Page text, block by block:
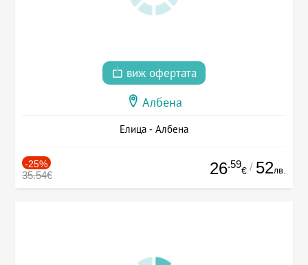
виж офертата
Албена
Елица - Албена
-25%
35.54€ 26.59
€ / 52лв.